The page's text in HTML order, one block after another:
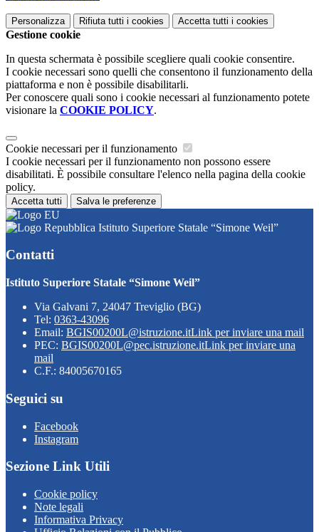
Personalizza Rifiuta tutti i cookies Accetta tutti i cookies
Gestione cookie
In questa schermata è possibile scegliere quali cookie consentire.
I cookie necessari sono quelli che consentono il funzionamento della
piattaforma e non è possibile disabilitarli.
Per conoscere quali sono i cookie necessari al funzionamento potete
visionare la COOKIE POLICY.
Cookie necessari per il funzionamento
I cookie necessari per il funzionamento non possono essere
disabilitati. È possibile consultare l'elenco nella pagina della cookie
policy.
Accetta tutti Salva le preferenze
Istituto Superiore Statale “Simone Weil”
Contatti
Istituto Superiore Statale “Simone Weil”
Via Galvani 7, 24047 Treviglio (BG)
Tel: 0363-43096
Email: BGIS00200L@istruzione.itLink per inviare una mail
PEC: BGIS00200L@pec.istruzione.itLink per inviare una
mail
C.F.: 84005670165
Seguici su
Facebook
Instagram
Sezione Link Utili
Cookie policy
Note legali
Informativa Privacy